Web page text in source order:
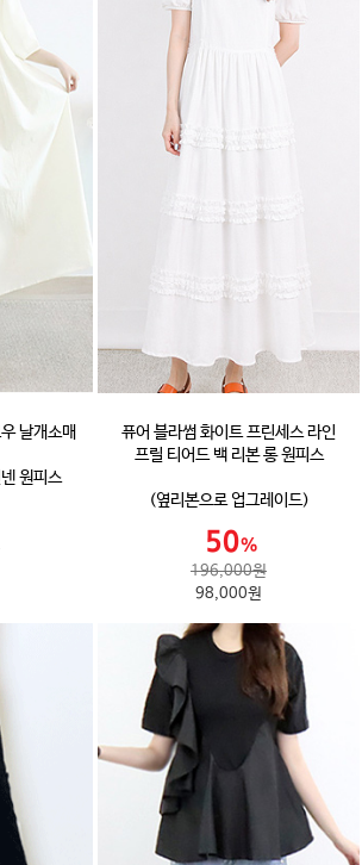
날개소매
원피스
퓨어 블라썸 화이트 프린세스 라인
프릴 티어드 백 리본 롱 원피스
(옆리본으로 업그레이드)
196,000원
98,000원